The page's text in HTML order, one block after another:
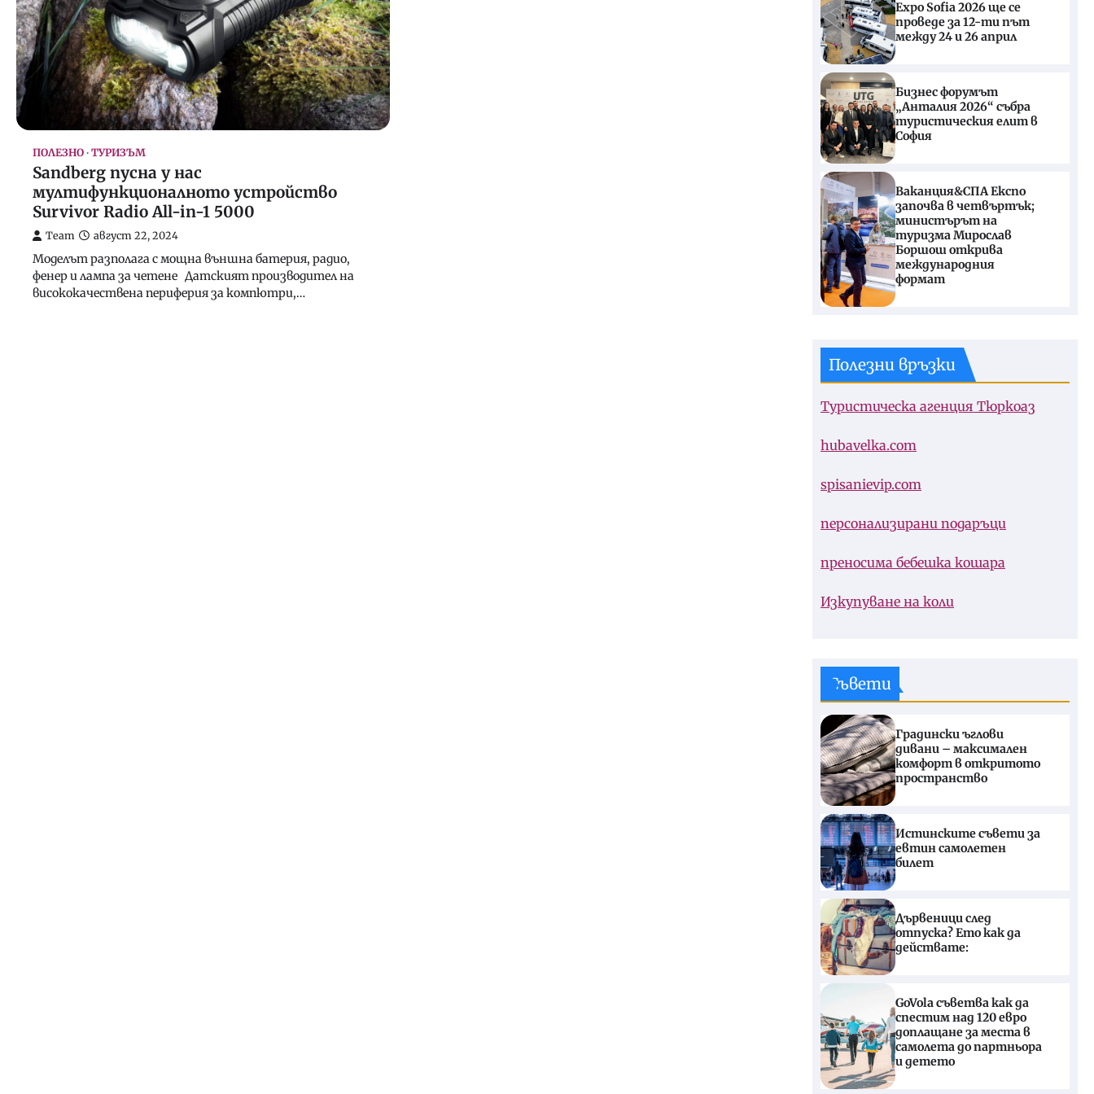
ПОЛЕЗНО ТУРИЗЪМ
Sandberg пусна у нас
мултифункционалното устройство
Survivor Radio All-in-1 5000
Team август 22, 2024
Моделът разполага с мощна външна батерия, радио,
фенер и лампа за четене Датският производител на
висококачествена периферия за компютри,…
Expo Sofia 2026 ще се
проведе за 12-ти път
между 24 и 26 април
Бизнес форумът
„Анталия 2026“ събра
туристическия елит в
София
Ваканция&СПА Експо
започва в четвъртък;
министърът на
туризма Мирослав
Боршош открива
международния
формат
Полезни връзки
Туристическа агенция Тюркоаз
hubavelka.com
spisanievip.com
персонализирани подаръци
преносима бебешка кошара
Изкупуване на коли
Съвети
Градински ъглови
дивани – максимален
комфорт в откритото
пространство
Истинските съвети за
евтин самолетен
билет
Дървеници след
отпуска? Ето как да
действате:
GoVola съветва как да
спестим над 120 евро
доплащане за места в
самолета до партньора
и детето